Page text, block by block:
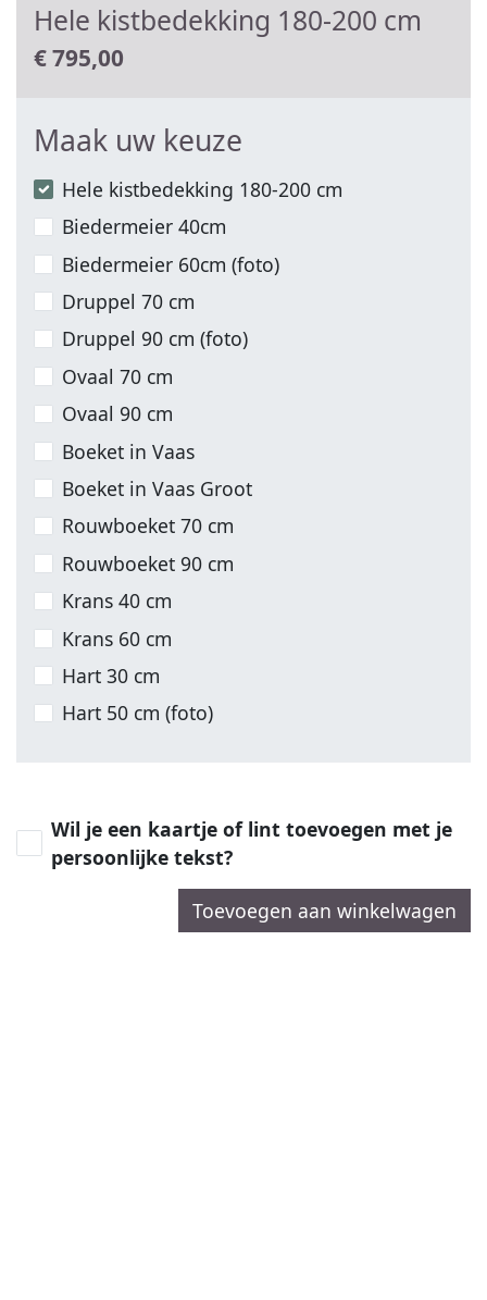
Hele kistbedekking 180-200 cm
€795,00
Maak uw keuze
Hele kistbedekking 180-200 cm
Biedermeier 40cm
Biedermeier 60cm (foto)
Druppel 70 cm
Druppel 90 cm (foto)
Ovaal 70 cm
Ovaal 90 cm
Boeket in Vaas
Boeket in Vaas Groot
Rouwboeket 70 cm
Rouwboeket 90 cm
Krans 40 cm
Krans 60 cm
Hart 30 cm
Hart 50 cm (foto)
Wil je een kaartje of lint toevoegen met je
persoonlijke tekst?
Toevoegen aan winkelwagen